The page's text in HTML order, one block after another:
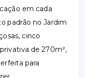
em cada
padrão no Jardim
cinco
de 270m²,
para